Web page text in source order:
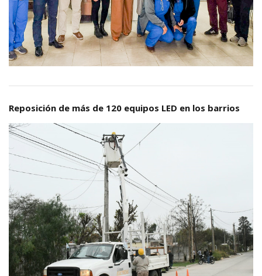
Reposición de más de 120 equipos LED en los barrios